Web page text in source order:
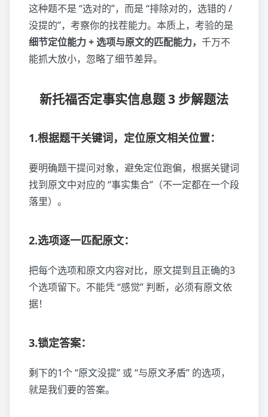
这种题不是 “选对的”，而是 “排除对的，选错的 /
没提的”，考察你的找茬能力。本质上，考验的是
细节定位能力 + 选项与原文的匹配能力， 千万不
能抓大放小，忽略了细节差异。
新托福否定事实信息题 3 步解题法
1.根据题干关键词，定位原文相关位置：
要明确题干提问对象，避免定位跑偏，根据关键词
找到原文中对应的 “事实集合”（不一定都在一个段
落里）。
2.选项逐一匹配原文：
把每个选项和原文内容对比，原文提到且正确的3
个选项留下。不能凭 “感觉” 判断，必须有原文依
据！
3.锁定答案：
剩下的1个 “原文没提” 或 “与原文矛盾” 的选项，
就是我们要的答案。